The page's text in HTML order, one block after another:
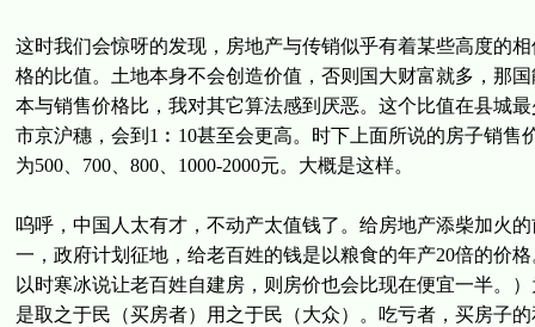
这时我们会惊呀的发现，房地产与传销似乎有着某些高度的
格的比值。土地本身不会创造价值，否则国大财富就多，那
本与销售价格比，我对其它算法感到厌恶。这个比值在县城
市京沪穗，会到1︰10甚至会更高。时下上面所说的房子销售
为500、700、800、1000-2000元。大概是这样。
呜呼，中国人太有才，不动产太值钱了。给房地产添柴加火
一，政府计划征地，给老百姓的钱是以粮食的年产20倍的价
以时寒冰说让老百姓自建房，则房价也会比现在便宜一半。
是取之于民（买房者）用之于民（大众）。吃亏者，买房子